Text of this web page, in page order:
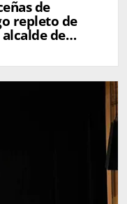
de
repleto de
de